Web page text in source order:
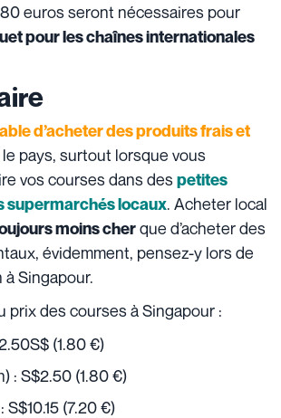
euros seront nécessaires pour
pour les chaînes internationales
d’acheter des produits frais et
pays, surtout lorsque vous
vos courses dans despetites
supermarchés locaux. Acheter local
moins cherque d’acheter des
évidemment, pensez-y lors de
Singapour.
prix des courses à Singapour :
(1.80 €)
: S$2.50 (1.80 €)
S$10.15 (7.20 €)